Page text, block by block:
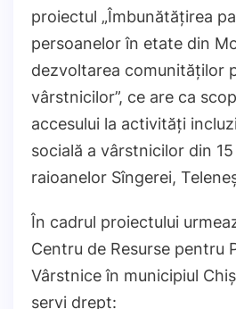
proiectul „Îmbunătățirea
persoanelor în etate din
dezvoltarea comunităților
vârstnicilor”, ce are ca
accesului la activități
socială a vârstnicilor din
raioanelor Sîngerei,
În cadrul proiectului
Centru de Resurse pentru
Vârstnice în municipiul
servi drept: